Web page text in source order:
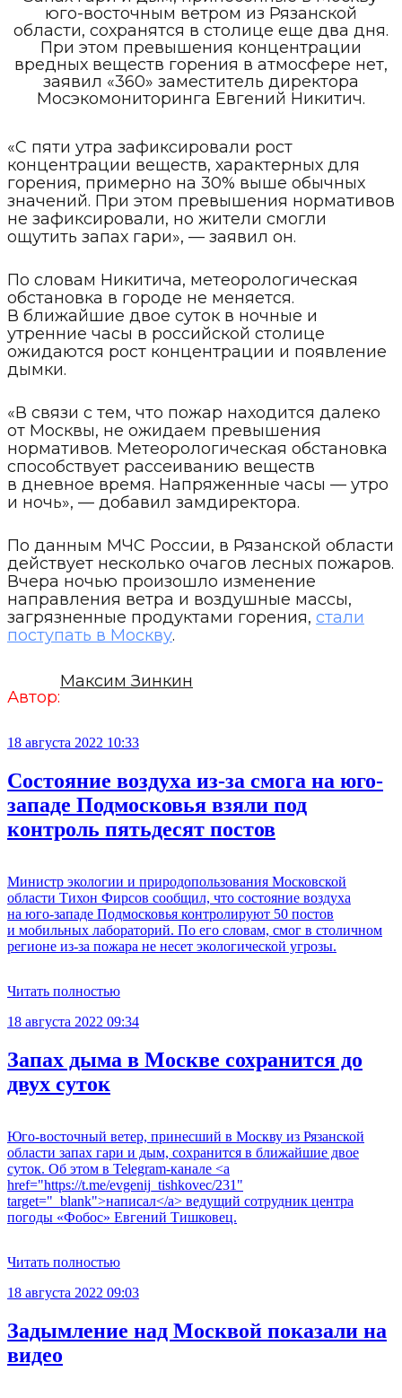
юго-восточным ветром из Рязанской
области, сохранятся в столице еще два дня.
При этом превышения концентрации
вредных веществ горения в атмосфере нет,
заявил «360» заместитель директора
Мосэкомониторинга Евгений Никитич.
«С пяти утра зафиксировали рост
концентрации веществ, характерных для
горения, примерно на 30% выше обычных
значений. При этом превышения нормативов
не зафиксировали, но жители смогли
ощутить запах гари», — заявил он.
По словам Никитича, метеорологическая
обстановка в городе не меняется.
В ближайшие двое суток в ночные и
утренние часы в российской столице
ожидаются рост концентрации и появление
дымки.
«В связи с тем, что пожар находится далеко
от Москвы, не ожидаем превышения
нормативов. Метеорологическая обстановка
способствует рассеиванию веществ
в дневное время. Напряженные часы — утро
и ночь», — добавил замдиректора.
По данным МЧС России, в Рязанской области
действует несколько очагов лесных пожаров.
Вчера ночью произошло изменение
направления ветра и воздушные массы,
загрязненные продуктами горения, стали
поступать в Москву.
Автор:
Максим Зинкин
18 августа 2022 10:33
Состояние воздуха из-за смога на юго-
западе Подмосковья взяли под
контроль пятьдесят постов
Министр экологии и природопользования Московской
области Тихон Фирсов сообщил, что состояние воздуха
на юго-западе Подмосковья контролируют 50 постов
и мобильных лабораторий. По его словам, смог в столичном
регионе из-за пожара не несет экологической угрозы.
Читать полностью
18 августа 2022 09:34
Запах дыма в Москве сохранится до
двух суток
Юго-восточный ветер, принесший в Москву из Рязанской
области запах гари и дым, сохранится в ближайшие двое
суток. Об этом в Telegram-канале <a
href="https://t.me/evgenij_tishkovec/231"
target="_blank">написал</a> ведущий сотрудник центра
погоды «Фобос» Евгений Тишковец.
Читать полностью
18 августа 2022 09:03
Задымление над Москвой показали на
видео